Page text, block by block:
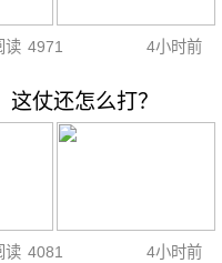
读 4971 4小时前
这仗还怎么打？
读 4081 4小时前